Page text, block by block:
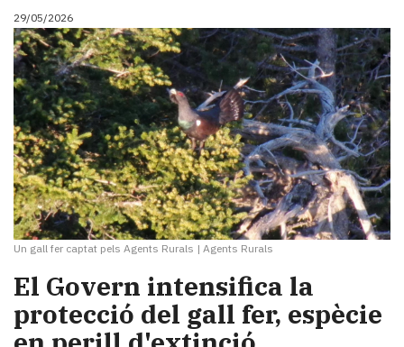
29/05/2026
Un gall fer captat pels Agents Rurals | Agents Rurals
El Govern intensifica la
protecció del gall fer, espècie